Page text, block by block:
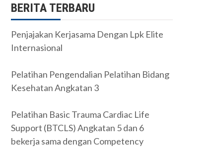
BERITA TERBARU
Penjajakan Kerjasama Dengan Lpk Elite
Internasional
Pelatihan Pengendalian Pelatihan Bidang
Kesehatan Angkatan 3
Pelatihan Basic Trauma Cardiac Life
Support (BTCLS) Angkatan 5 dan 6
bekerja sama dengan Competency